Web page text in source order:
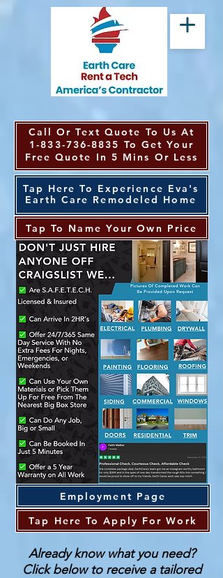
Call Or Text Quote To Us At
1-833-736-8835 To Get Your
Free Quote In 5 Mins Or Less
Tap Here To Experience Eva's
Earth Care Remodeled Home
Tap To Name Your Own Price
Employment Page
Tap Here To Apply For Work
Already know what you need?
Click below to receive a tailored